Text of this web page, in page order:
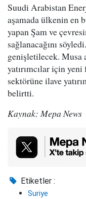
Suudi Arabistan
aşamada ülkenin en
yapan Şam ve
sağlanacağını
genişletilecek. Musa
yatırımcılar için
sektörüne ilave
belirtti.
Kaynak: Mepa News
Etiketler :
Suriye